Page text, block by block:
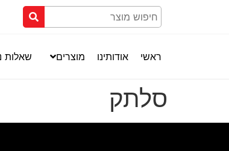
ראשי אודותינו מוצרים שאלות
סלתק